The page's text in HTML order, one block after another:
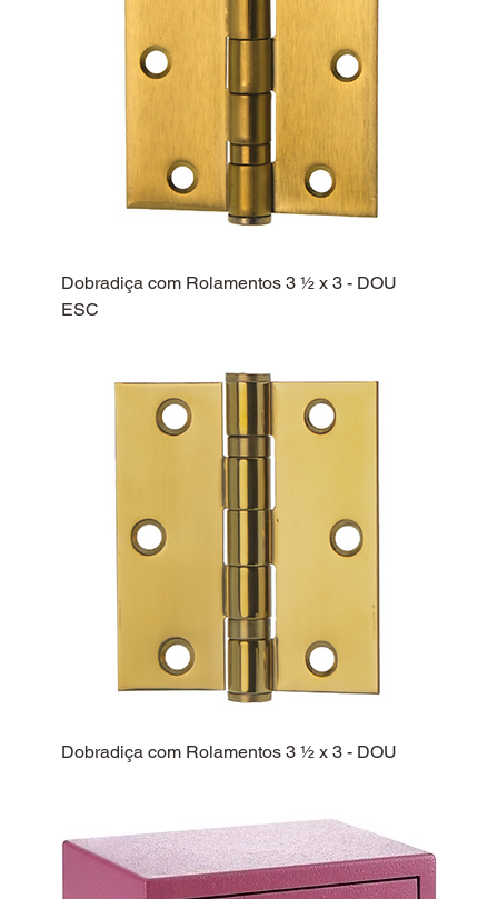
Dobradiça com Rolamentos 3 ½ x 3 - DOU
ESC
Dobradiça com Rolamentos 3 ½ x 3 - DOU